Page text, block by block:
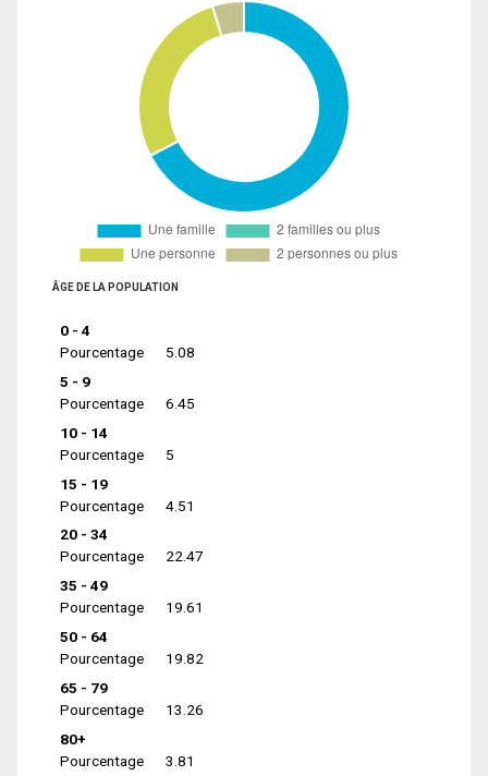
ÂGE DE LA POPULATION
0 - 4
Pourcentage
5.08
5 - 9
Pourcentage
6.45
10 - 14
Pourcentage
5
15 - 19
Pourcentage
4.51
20 - 34
Pourcentage
22.47
35 - 49
Pourcentage
19.61
50 - 64
Pourcentage
19.82
65 - 79
Pourcentage
13.26
80+
Pourcentage
3.81